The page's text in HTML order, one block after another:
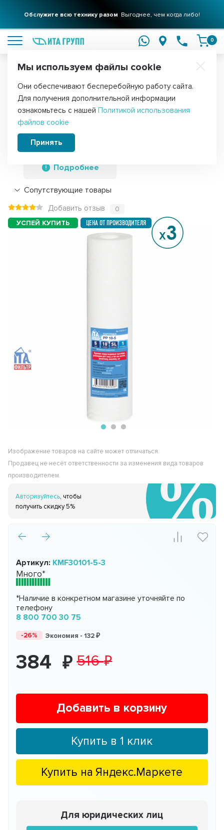
Обслужите всю технику разом Выгоднее, чем когда либо!
Фильтры для вашего домаРешения для очистки воды подробнее
0
Главная Фильтры для воды Картриджи Картриджи грубой
Набор 3шт Картридж для фильтра
воды ИТА полипропиленовый PP 10" 5
мкм, KMF30101-5-3
Подробнее
Сопутствующие товары
Добавить отзыв 0
Изображение товаров на сайте может отличаться.
Продавец не несёт ответственности за изменения вида товаров
производителем.
Авторизуйтесь, чтобы
получить скидку 5%
Артикул: KMF30101-5-3
Много*
*Наличие в конкретном магазине уточняйте по
телефону
8 800 700 30 75
-26% Экономия -132
384 516
Добавить в корзину
Купить в 1 клик
Купить на Яндекс.Маркете
Для юридических лиц
Мы используем файлы cookie
Они обеспечивают бесперебойную работу сайта.
Для получения дополнительной информации
ознакомьтесь с нашей Политикой использования
файлов cookie
Принять